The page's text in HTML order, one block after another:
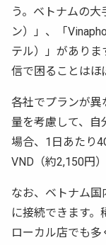
う。ベトナムの
ン）」、「
テル）」がありま
信で困ることはほ
各社でプランが異
量を考慮して、自
場合、1日あたり
VND（約2,150円）
なお、ベトナム
に接続できます。
ローカル店でも